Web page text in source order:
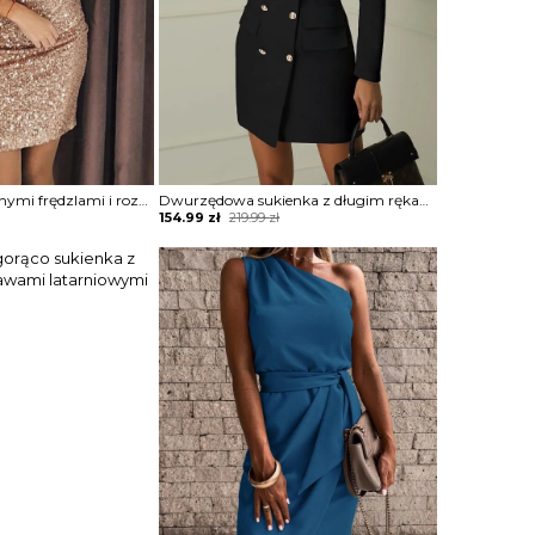
Sukienka z ozdobnymi frędzlami i rozcięciem na rękawach Tavia Dwurzędowa sukienka z długim rękawem Paislee
219.99zł
Original
was:
219.99 zł.
154.99 zł
Current
is:
154.99 zł.